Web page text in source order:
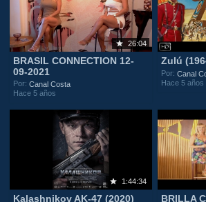
26:04
BRASIL CONNECTION 12-
09-2021
Por:Canal Costa
Hace 5 años
Zulú
Por:Canal
Hace 5 años
1:44:34
Kalashnikov AK-47 (2020)
BRILLA